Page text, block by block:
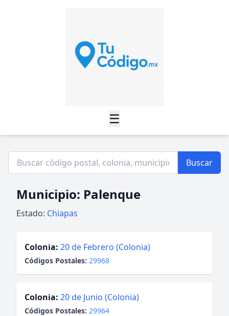
☰
Buscar
Municipio: Palenque
Estado: Chiapas
Colonia: 20 de Febrero (Colonia)
Códigos Postales: 29968
Colonia: 20 de Junio (Colonia)
Códigos Postales: 29964